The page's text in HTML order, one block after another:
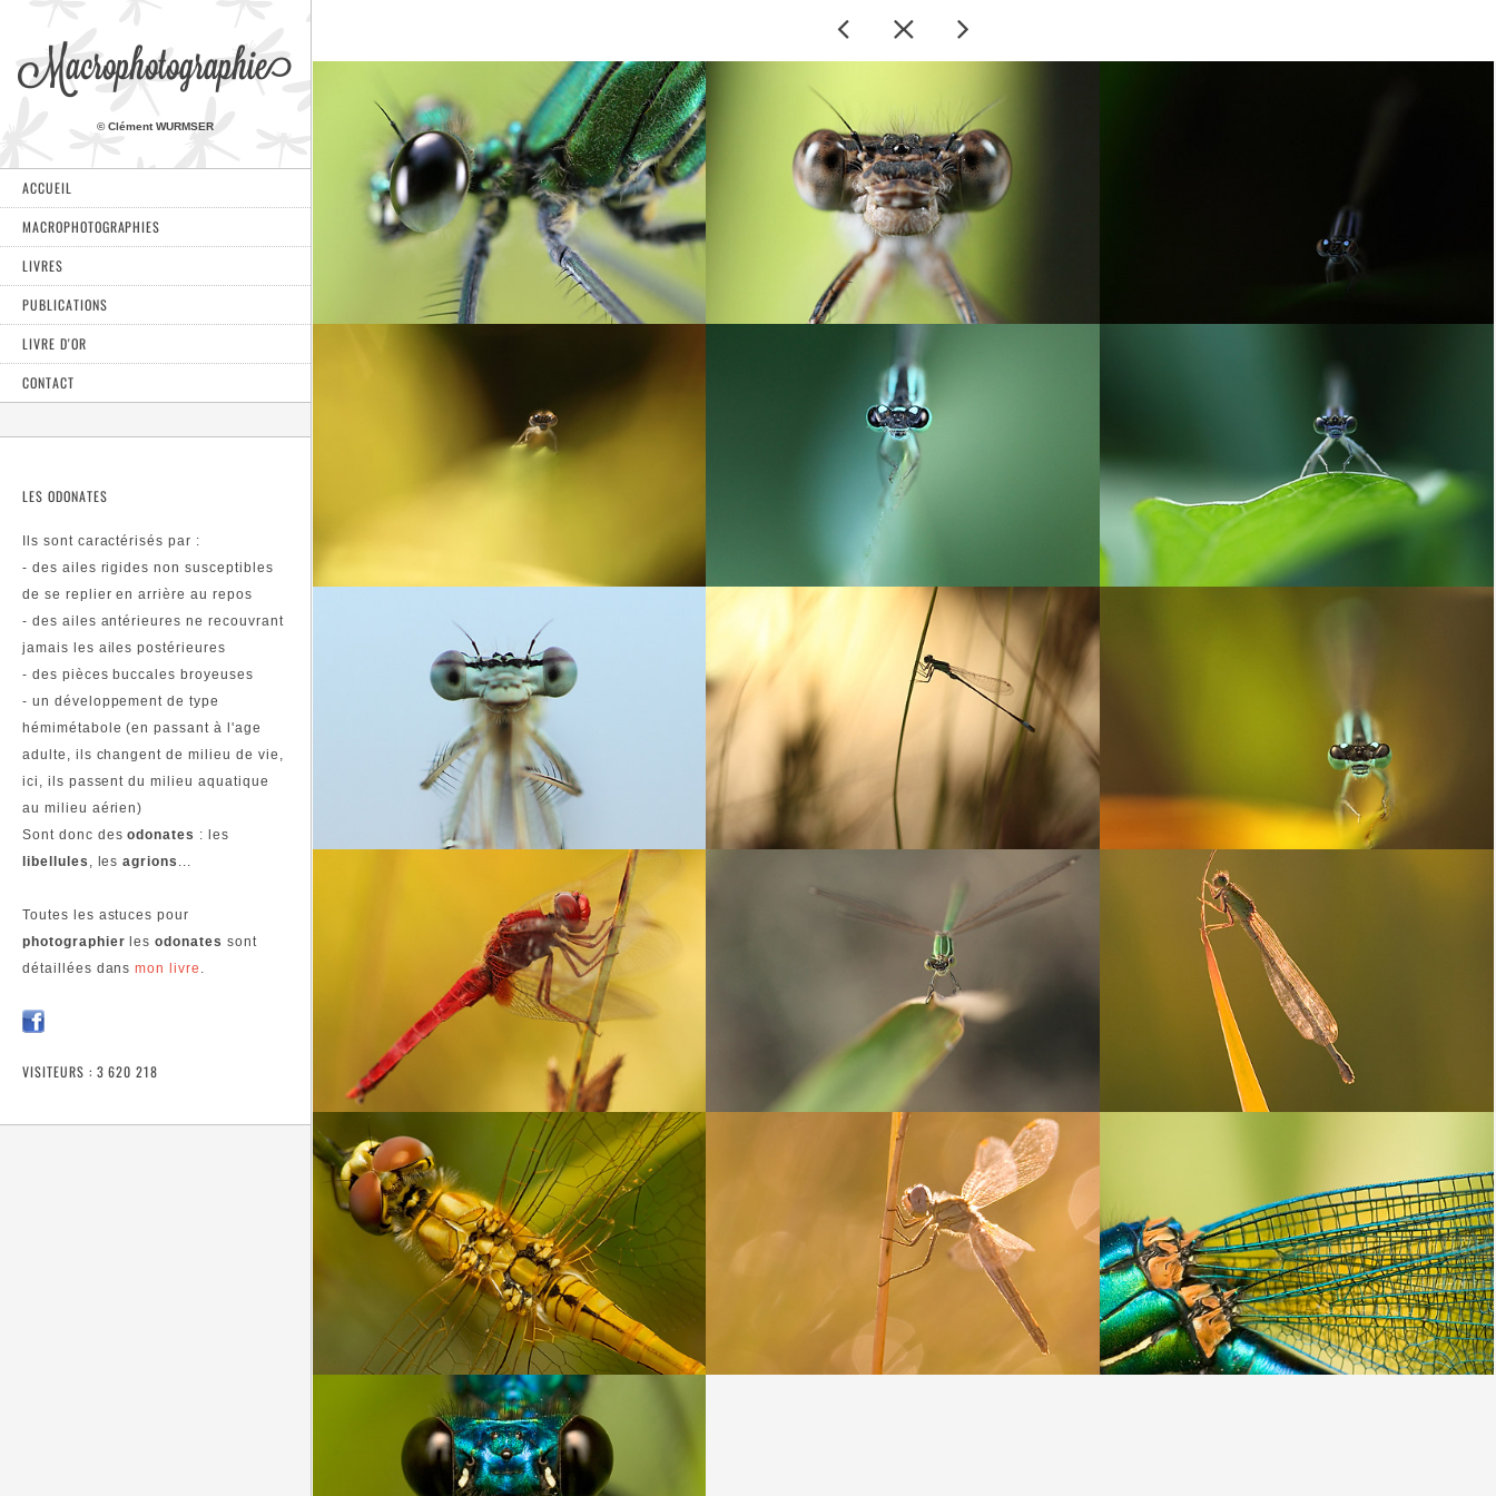
Macrophotographie
© Clément WURMSER
ACCUEIL
MACROPHOTOGRAPHIES
LIVRES
PUBLICATIONS
LIVRE D'OR
CONTACT
LES ODONATES
Ils sont caractérisés par :
- des ailes rigides non susceptibles
de se replier en arrière au repos
- des ailes antérieures ne recouvrant
jamais les ailes postérieures
- des pièces buccales broyeuses
- un développement de type
hémimétabole (en passant à l'age
adulte, ils changent de milieu de vie,
ici, ils passent du milieu aquatique
au milieu aérien)
Sont donc desodonates : les
libellules
, lesagrions
Toutes les astuces pour
photographier lesodonates sont
détaillées dansmon livre
VISITEURS : 3 620 218